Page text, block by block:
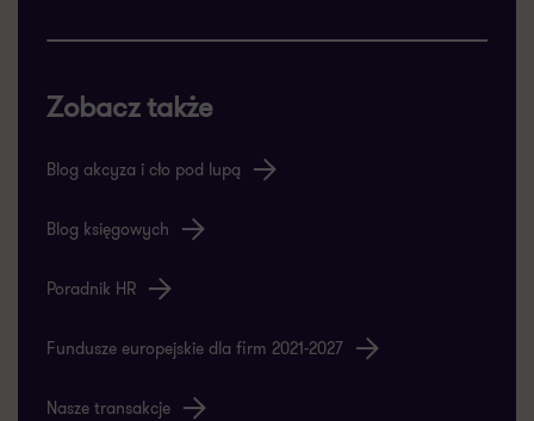
Zobacz także
Blog akcyza i cło pod lupą
Blog księgowych
Poradnik HR
Fundusze europejskie dla firm 2021-2027
Nasze transakcje